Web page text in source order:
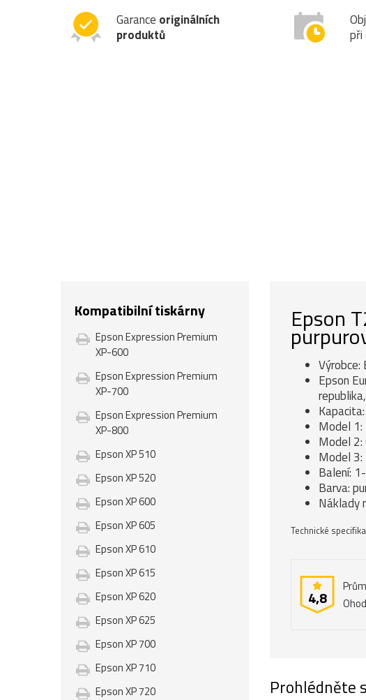
Garance originálních
produktů
při
Kompatibilní tiskárny
Epson Expression Premium
XP-600
Epson Expression Premium
XP-700
Epson Expression Premium
XP-800
Epson XP 510
Epson XP 520
Epson XP 600
Epson XP 605
Epson XP 610
Epson XP 615
Epson XP 620
Epson XP 625
Epson XP 700
Epson XP 710
Epson XP 720
Epson
Výrobce:
Epson
Model
Model
Model 3:
Balení:
Barva:
Náklady
Technické
4,8
Prohlédněte